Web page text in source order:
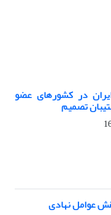
در کشورهای عضو
تصمیم
عوامل نهادی